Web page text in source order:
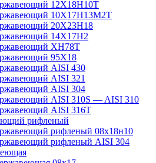
12Х18Н10Т
10Х17Н13М2T
20Х23Н18
14Х17Н2
ХН78Т
95Х18
AISI 430
AISI 321
AISI 304
AISI 310S — AISI 310
AISI 316T
рифленый
рифленый 08х18н10
рифленый AISI 304